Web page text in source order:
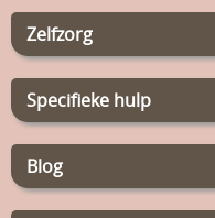
Zelfzorg
Specifieke hulp
Blog